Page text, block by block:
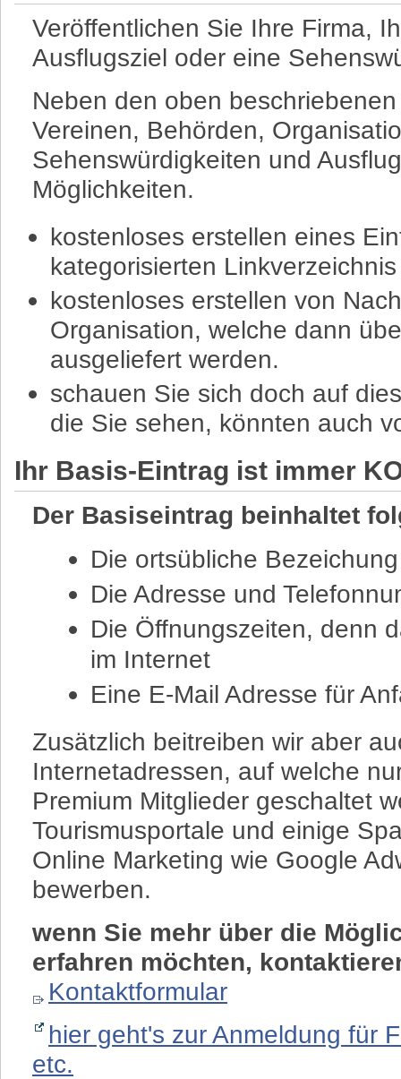
Veröffentlichen Sie Ihre Firma,
Ausflugsziel oder eine
Neben den oben
Vereinen, Behörden,
Sehenswürdigkeiten und
Möglichkeiten.
kostenloses erstellen eines
kategorisierten Linkverzeichnis
kostenloses erstellen von
Organisation, welche dann
ausgeliefert werden.
schauen Sie sich doch auf
die Sie sehen, könnten auch
Ihr Basis-Eintrag ist immer
Der Basiseintrag beinhaltet
Die ortsübliche
Die Adresse und
Die Öffnungszeiten, denn
im Internet
Eine E-Mail Adresse für
Zusätzlich beitreiben wir aber
Internetadressen, auf welche
Premium Mitglieder geschaltet
Tourismusportale und einige
Online Marketing wie Google
bewerben.
wenn Sie mehr über die
erfahren möchten,
Kontaktformular
hier geht's zur Anmeldung für
etc.